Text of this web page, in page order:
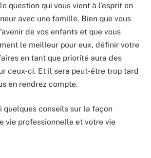
question qui vous vient à l’esprit en
avec une famille. Bien que vous
de vos enfants et que vous
le meilleur pour eux, définir votre
en tant que priorité aura des
ceux-ci. Et il sera peut-être trop tard
en rendrez compte.
quelques conseils sur la façon
vie professionnelle et votre vie